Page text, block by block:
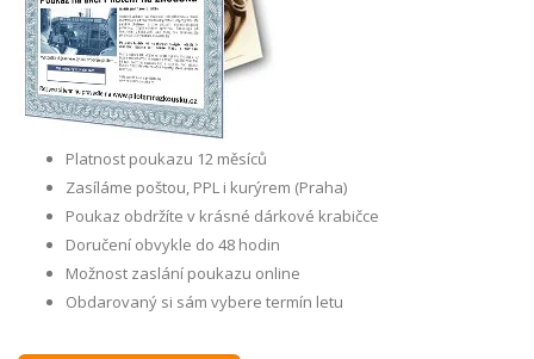
Platnost poukazu 12 měsíců
Zasíláme poštou, PPL i kurýrem (Praha)
Poukaz obdržíte v krásné dárkové krabičce
Doručení obvykle do 48 hodin
Možnost zaslání poukazu online
Obdarovaný si sám vybere termín letu